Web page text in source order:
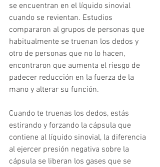
se encuentran en el líquido sinovial
cuando se revientan. Estudios
compararon al grupos de personas que
habitualmente se truenan los dedos y
otro de personas que no lo hacen,
encontraron que aumenta el riesgo de
padecer reducción en la fuerza de la
mano y alterar su función.
Cuando te truenas los dedos, estás
estirando y forzando la cápsula que
contiene al líquido sinovial, la diferencia
al ejercer presión negativa sobre la
cápsula se liberan los gases que se